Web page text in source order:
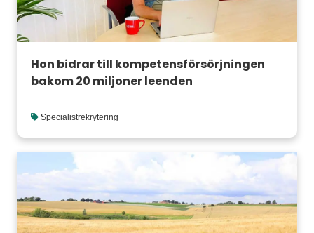
Hon bidrar till kompetensförsörjningen
bakom 20 miljoner leenden
Specialistrekrytering